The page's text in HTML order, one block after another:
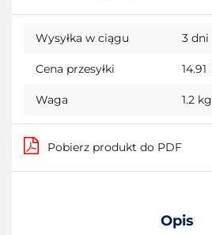
Wysyłka w ciągu 3 dni
Cena przesyłki 14.91
Waga 1.2 kg
Pobierz produkt do PDF
Opis